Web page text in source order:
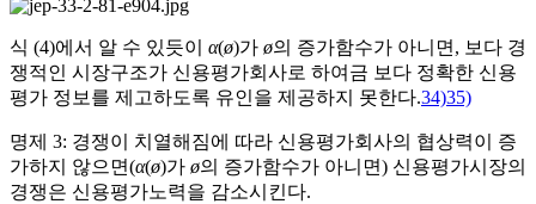
식 (4)에서 알 수 있듯이 α(ø)가 ø의 증가함수가 아니면, 보다 경
쟁적인 시장구조가 신용평가회사로 하여금 보다 정확한 신용
평가 정보를 제고하도록 유인을 제공하지 못한다.34)35)
명제 3: 경쟁이 치열해짐에 따라 신용평가회사의 협상력이 증
가하지 않으면(α(ø)가 ø의 증가함수가 아니면) 신용평가시장의
경쟁은 신용평가노력을 감소시킨다.